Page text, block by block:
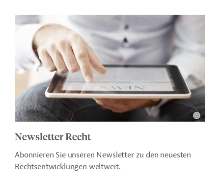
Newsletter Recht
Abonnieren Sie unseren Newsletter zu den neuesten
Rechtsentwicklungen weltweit.